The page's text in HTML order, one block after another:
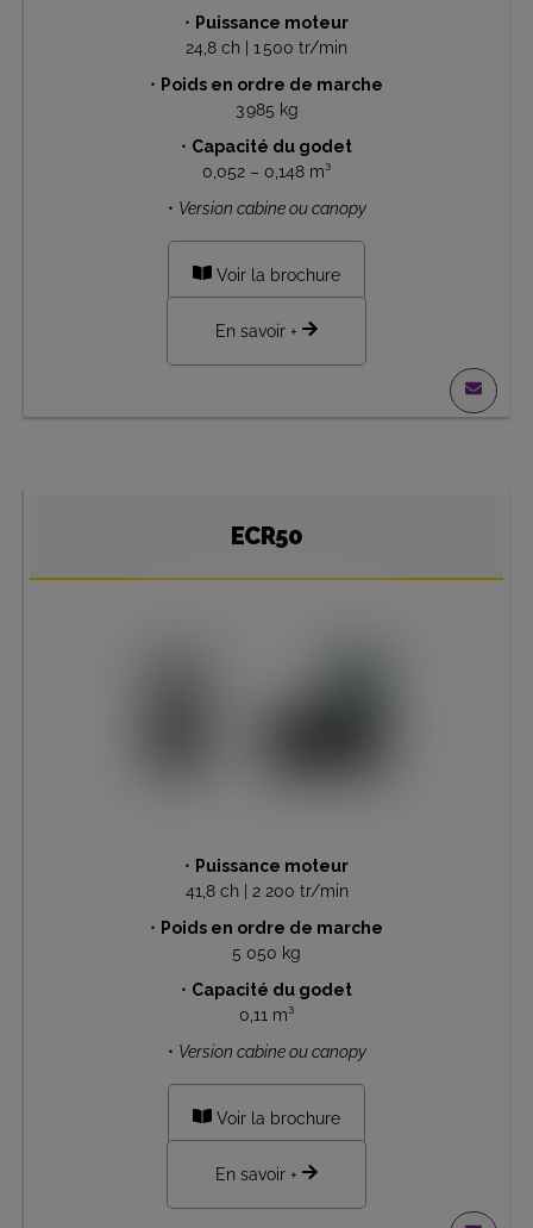
• Puissance moteur
24,8 ch | 1 500 tr/min
• Poids en ordre de marche
3 985 kg
• Capacité du godet
0,052 – 0,148 m³
• Version cabine ou canopy
Voir la brochure
En savoir +
ECR50
• Puissance moteur
41,8 ch | 2 200 tr/min
• Poids en ordre de marche
5 050 kg
• Capacité du godet
0,11 m³
• Version cabine ou canopy
Voir la brochure
En savoir +